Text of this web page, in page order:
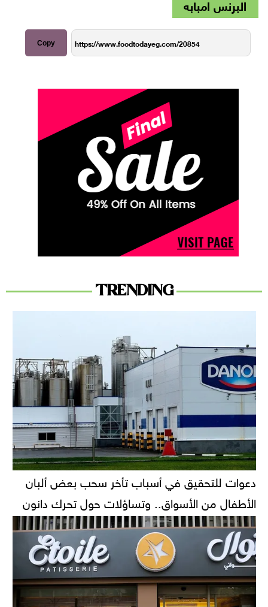
البرنس امبابه
Copy
TRENDING
دعوات للتحقيق في أسباب تأخر سحب بعض ألبان
الأطفال من الأسواق.. وتساؤلات حول تحرك دانون